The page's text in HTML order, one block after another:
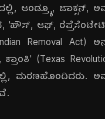
ಆಂಡ್ರ್ಯೂ, ಜಾಕ್ಸನ್,
'ಹೌಸ್, ಆಫ್,
Removal Act)
(Texas
ಮರಣಹೊಂದಿದರು.